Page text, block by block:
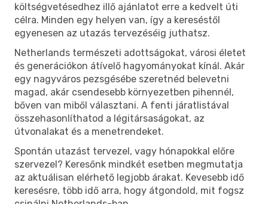
költségvetésedhez illő ajánlatot erre a kedvelt úti
célra. Minden egy helyen van, így a kereséstől
egyenesen az utazás tervezéséig juthatsz.
Netherlands természeti adottságokat, városi életet
és generációkon átívelő hagyományokat kínál. Akár
egy nagyváros pezsgésébe szeretnéd belevetni
magad, akár csendesebb környezetben pihennél,
bőven van miből választani. A fenti járatlistával
összehasonlíthatod a légitársaságokat, az
útvonalakat és a menetrendeket.
Spontán utazást tervezel, vagy hónapokkal előre
szervezel? Keresőnk mindkét esetben megmutatja
az aktuálisan elérhető legjobb árakat. Kevesebb idő
keresésre, több idő arra, hogy átgondold, mit fogsz